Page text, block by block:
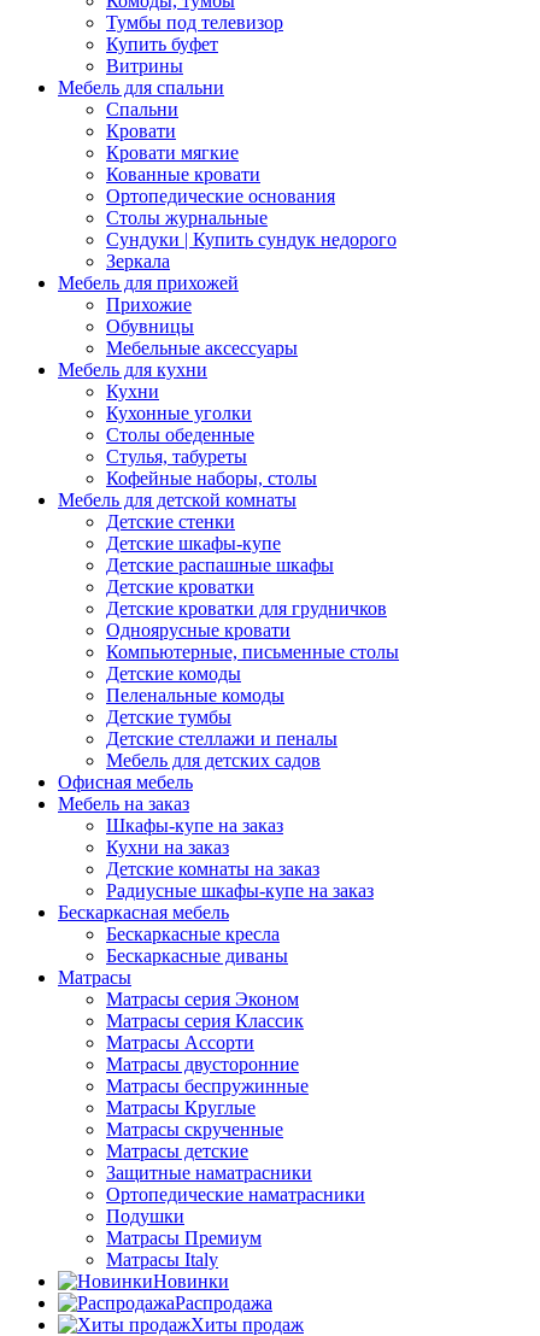
Тумбы под телевизор
Купить буфет
Витрины
Мебель для спальни
Спальни
Кровати
Кровати мягкие
Кованные кровати
Ортопедические основания
Столы журнальные
Сундуки | Купить сундук недорого
Зеркала
Мебель для прихожей
Прихожие
Обувницы
Мебельные аксессуары
Мебель для кухни
Кухни
Кухонные уголки
Столы обеденные
Стулья, табуреты
Кофейные наборы, столы
Мебель для детской комнаты
Детские стенки
Детские шкафы-купе
Детские распашные шкафы
Детские кроватки
Детские кроватки для грудничков
Одноярусные кровати
Компьютерные, письменные столы
Детские комоды
Пеленальные комоды
Детские тумбы
Детские стеллажи и пеналы
Мебель для детских садов
Офисная мебель
Мебель на заказ
Шкафы-купе на заказ
Кухни на заказ
Детские комнаты на заказ
Радиусные шкафы-купе на заказ
Бескаркасная мебель
Бескаркасные кресла
Бескаркасные диваны
Матрасы
Матрасы серия Эконом
Матрасы серия Классик
Матрасы Ассорти
Матрасы двусторонние
Матрасы беспружинные
Матрасы Круглые
Матрасы скрученные
Матрасы детские
Защитные наматрасники
Ортопедические наматрасники
Подушки
Матрасы Премиум
Матрасы Italy
Новинки
Распродажа
Хиты продаж